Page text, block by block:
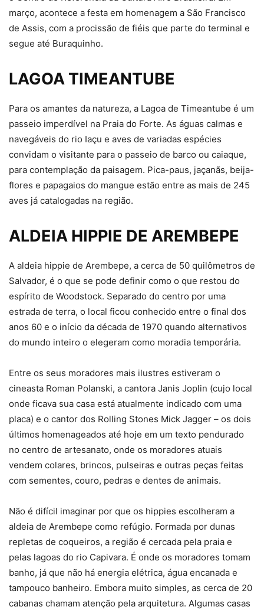
março, acontece a festa em homenagem a São Francisco
de Assis, com a procissão de fiéis que parte do terminal e
segue até Buraquinho.
LAGOA TIMEANTUBE
Para os amantes da natureza, a Lagoa de Timeantube é um
passeio imperdível na Praia do Forte. As águas calmas e
navegáveis do rio Iaçu e aves de variadas espécies
convidam o visitante para o passeio de barco ou caiaque,
para contemplação da paisagem. Pica-paus, jaçanãs, beija-
flores e papagaios do mangue estão entre as mais de 245
aves já catalogadas na região.
ALDEIA HIPPIE DE AREMBEPE
A aldeia hippie de Arembepe, a cerca de 50 quilômetros de
Salvador, é o que se pode definir como o que restou do
espírito de Woodstock. Separado do centro por uma
estrada de terra, o local ficou conhecido entre o final dos
anos 60 e o início da década de 1970 quando alternativos
do mundo inteiro o elegeram como moradia temporária.
Entre os seus moradores mais ilustres estiveram o
cineasta Roman Polanski, a cantora Janis Joplin (cujo local
onde ficava sua casa está atualmente indicado com uma
placa) e o cantor dos Rolling Stones Mick Jagger – os dois
últimos homenageados até hoje em um texto pendurado
no centro de artesanato, onde os moradores atuais
vendem colares, brincos, pulseiras e outras peças feitas
com sementes, couro, pedras e dentes de animais.
Não é difícil imaginar por que os hippies escolheram a
aldeia de Arembepe como refúgio. Formada por dunas
repletas de coqueiros, a região é cercada pela praia e
pelas lagoas do rio Capivara. É onde os moradores tomam
banho, já que não há energia elétrica, água encanada e
tampouco banheiro. Embora muito simples, as cerca de 20
cabanas chamam atenção pela arquitetura. Algumas casas